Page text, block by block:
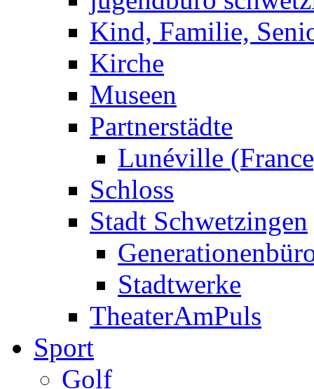
Kind, Familie,
Kirche
Museen
Partnerstädte
Lunéville
Schloss
Stadt Schwetzingen
Stadtwerke
TheaterAmPuls
Sport
Golf